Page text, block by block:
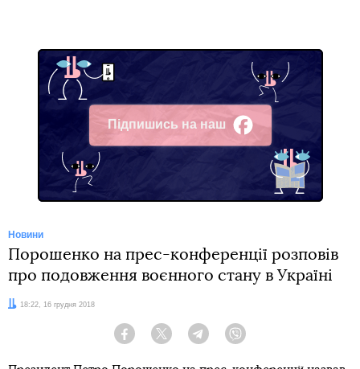
Підпишись на наш
Facebook
Новини
Порошенко на прес-конференції розповів
про подовження воєнного стану в Україні
Дата:18:22, 16 грудня 2018
Facebook Twitter Telegram